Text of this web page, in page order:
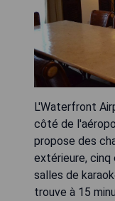
L'Waterfront
côté de
propose des
extérieure, cinq
salles de
trouve à 15